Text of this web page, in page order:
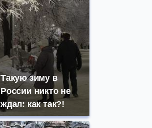
Такую зиму в
России никто не
ждал: как так?!